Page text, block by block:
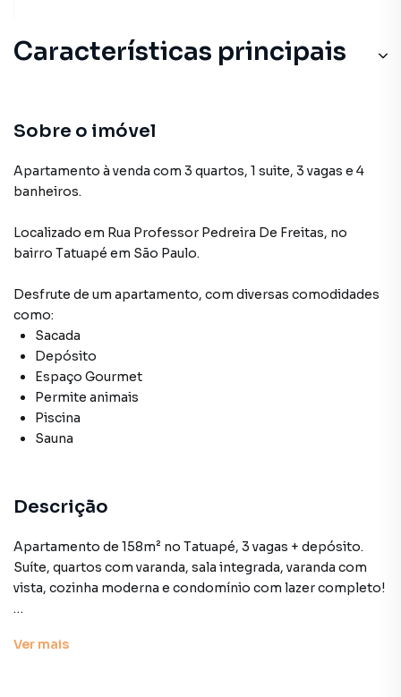
Características principais
Sobre o imóvel
Apartamento à venda com 3 quartos, 1 suite, 3 vagas e 4
banheiros.
Localizado em Rua Professor Pedreira De Freitas, no
bairro Tatuapé em São Paulo.
Desfrute de um apartamento, com diversas comodidades
como:
Sacada
Depósito
Espaço Gourmet
Permite animais
Piscina
Sauna
Descrição
Apartamento de 158m² no Tatuapé, 3 vagas + depósito.
Suíte, quartos com varanda, sala integrada, varanda com
vista, cozinha moderna e condomínio com lazer completo!
uma localização privilegiada no coração do Tatuapé,
Ver mais